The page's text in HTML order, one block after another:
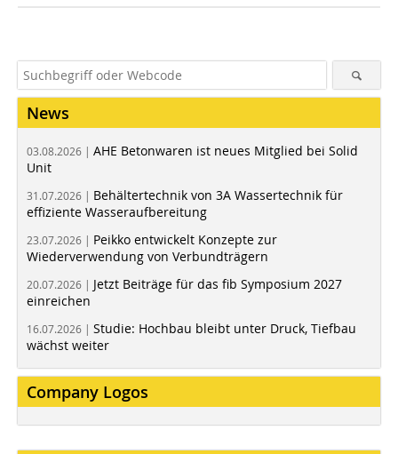
News
03.08.2026 | AHE Betonwaren ist neues Mitglied bei Solid
Unit
31.07.2026 | Behältertechnik von 3A Wassertechnik für
effiziente Wasseraufbereitung
23.07.2026 | Peikko entwickelt Konzepte zur
Wiederverwendung von Verbundträgern
20.07.2026 | Jetzt Beiträge für das fib Symposium 2027
einreichen
16.07.2026 | Studie: Hochbau bleibt unter Druck, Tiefbau
wächst weiter
Company Logos